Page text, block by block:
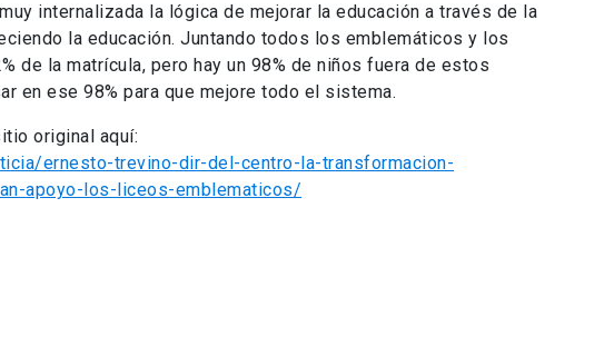
internalizada la lógica de mejorar la educación a través de la
la educación. Juntando todos los emblemáticos y los
de la matrícula, pero hay un 98% de niños fuera de estos
en ese 98% para que mejore todo el sistema.
original aquí:
ernesto-trevino-dir-del-centro-la-transformacion-
apoyo-los-liceos-emblematicos/